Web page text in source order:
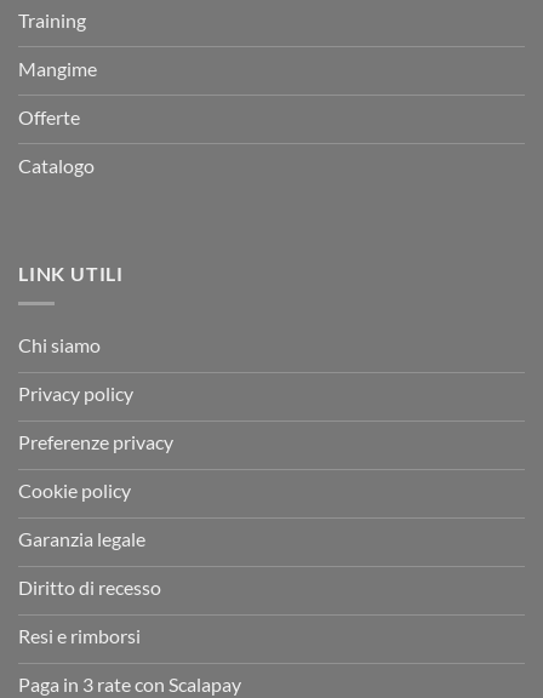
Training
Mangime
Offerte
Catalogo
LINK UTILI
Chi siamo
Privacy policy
Preferenze privacy
Cookie policy
Garanzia legale
Diritto di recesso
Resi e rimborsi
Paga in 3 rate con Scalapay